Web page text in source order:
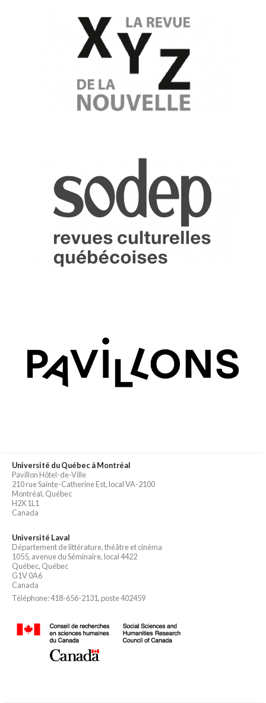
Université du Québec à Montréal
Pavillon Hôtel-de-Ville
210 rue Sainte-Catherine Est, local VA-2100
Montréal, Québec
H2X 1L1
Canada
Université Laval
Département de littérature, théâtre et cinéma
1055, avenue du Séminaire, local 4422
Québec, Québec
G1V 0A6
Canada
Téléphone: 418-656-2131, poste 402459